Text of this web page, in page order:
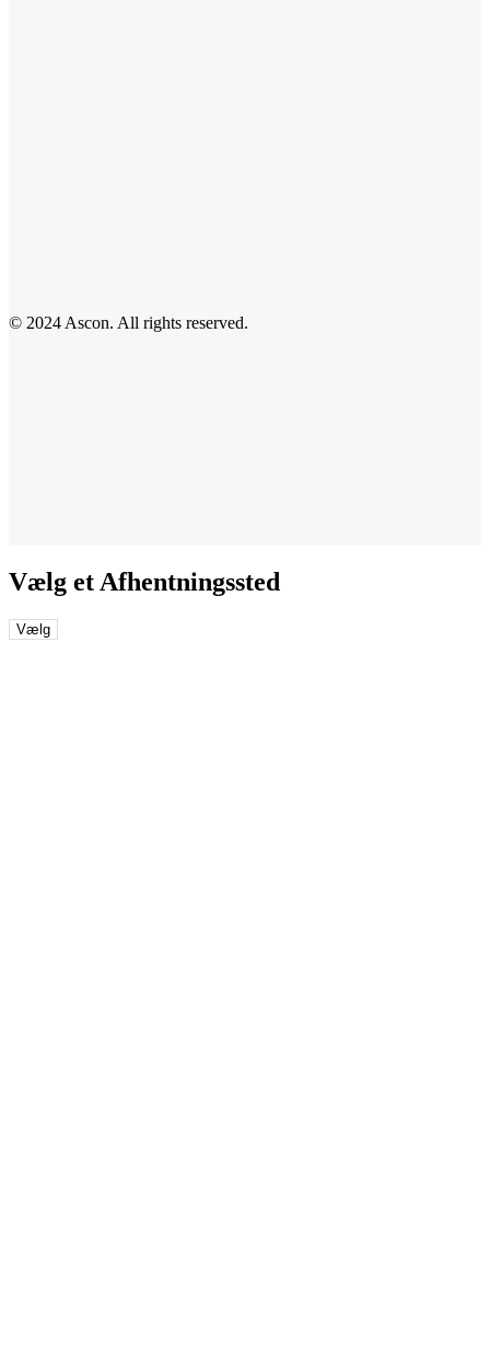
© 2024 Ascon. All rights reserved.
Vælg et Afhentningssted
Vælg